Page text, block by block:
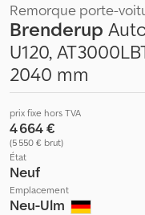
Remorque porte-
Brenderup
U120,
2040 mm
prix fixe hors TVA
4 664 €
(5 550 € brut)
État
Neuf
Emplacement
Neu-Ulm